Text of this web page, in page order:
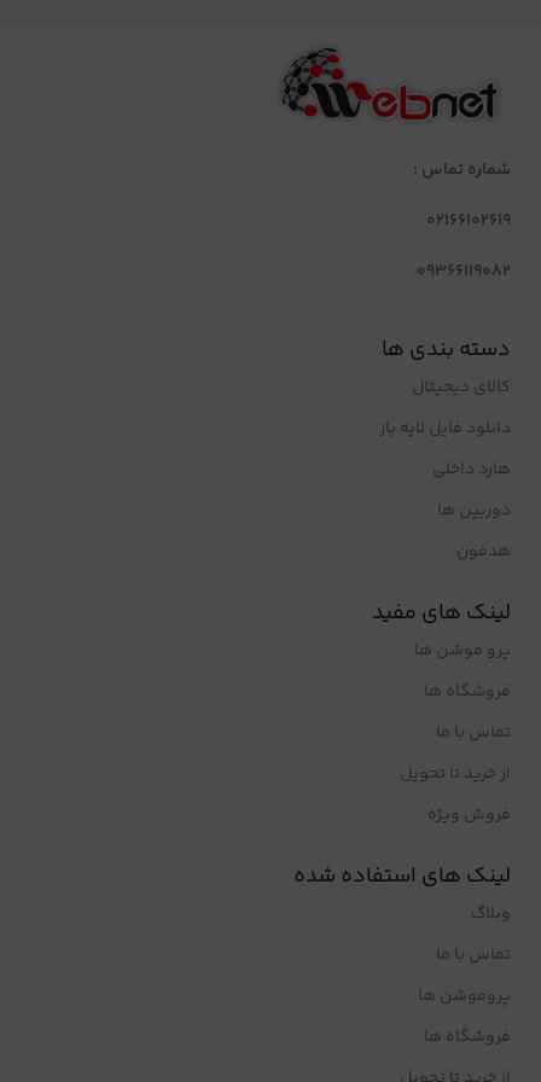
شماره تماس :
02166102619
09366119082
دسته بندی ها
کالای دیجیتال
دانلود فایل لایه باز
هارد داخلی
دوربین ها
هدفون
لینک های مفید
پرو موشن ها
فروشگاه ها
تماس با ما
از خرید تا تحویل
فروش ویژه
لینک های استفاده شده
وبلاگ
تماس با ما
پروموشن ها
فروشگاه ها